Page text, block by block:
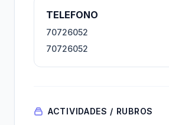
TELEFONO
70726052
70726052
ACTIVIDADES / RUBROS